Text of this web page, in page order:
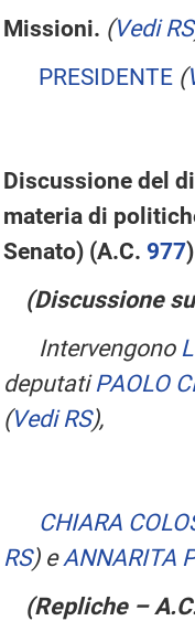
Missioni. (Vedi RS
PRESIDENTE (
Discussione del
materia di
Senato) (A.C. 977
(Discussione
Intervengono
deputatiPAOLO
(Vedi RS),
CHIARA
RS)eANNARITA
(Repliche –